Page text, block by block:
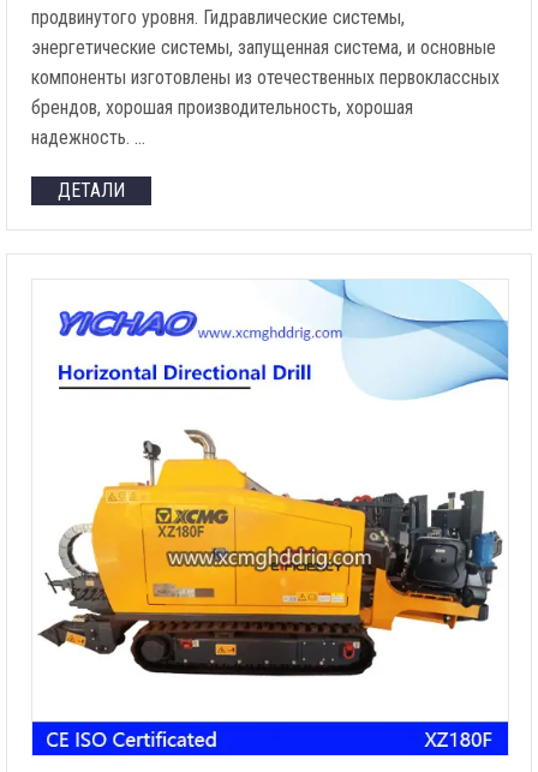
продвинутого уровня. Гидравлические системы,
энергетические системы, запущенная система, и основные
компоненты изготовлены из отечественных первоклассных
брендов, хорошая производительность, хорошая
надежность. …
ДЕТАЛИ